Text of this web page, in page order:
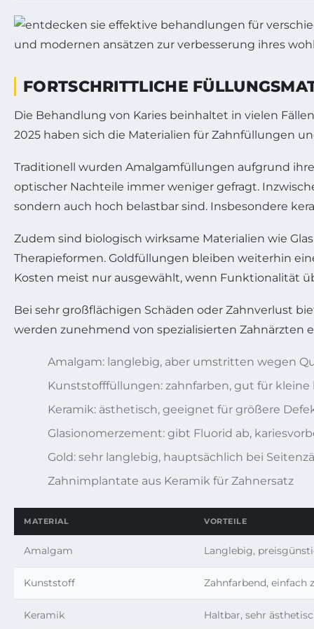
FORTSCHRITTLICHE
Die Behandlung von Karies beinhaltet in vielen
2025 haben sich die Materialien für Zahnfüllungen
Traditionell wurden Amalgamfüllungen aufgrund
optischer Nachteile immer weniger gefragt.
sondern auch hoch belastbar sind. Insbesondere
Zudem sind biologisch wirksame Materialien wie
Therapieformen. Goldfüllungen bleiben weiterhin
Kosten meist nur ausgewählt, wenn Funktionalität
Bei sehr großflächigen Schäden oder Zahnverlust
werden zunehmend von spezialisierten Zahnärzten
Amalgam: langlebig, aber umstritten wegen
Kunststofffüllungen: zahnfarben, gut für
Keramik: ästhetisch, geeignet für größere
Glasionomerzement: gibt Fluorid ab,
Gold: sehr langlebig, hauptsächlich bei
Zahnimplantate aus Keramik für Zahnersatz
MATERIAL VORTEILE
Amalgam Langlebig,
Kunststoff Zahnfarbend, einfach
Keramik Haltbar, sehr